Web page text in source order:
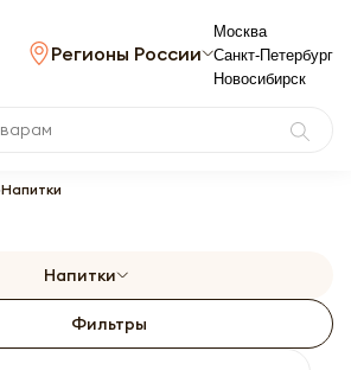
Регионы России
Москва
Санкт-Петербург
Новосибирск
Напитки
Напитки
Фильтры